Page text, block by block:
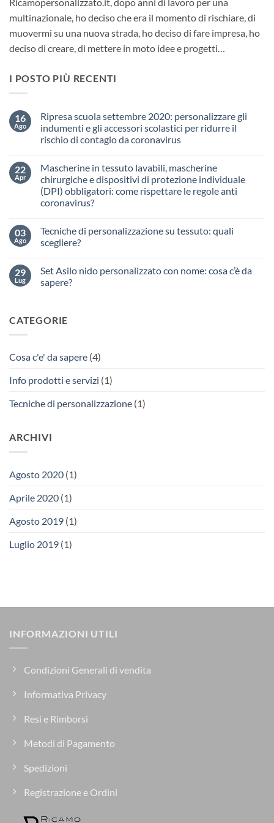
multinazionale, ho deciso che era il momento di rischiare, di
muovermi su una nuova strada, ho deciso di fare impresa, ho
deciso di creare, di mettere in moto idee e progetti…
I POSTO PIÙ RECENTI
16
Ago
Ripresa scuola settembre 2020: personalizzare gli
indumenti e gli accessori scolastici per ridurre il
rischio di contagio da coronavirus
su
Ripresa
scuola
settembre
2020:
personalizzare
e
accessori
ridurre
rischio
coronavirus
22
Apr
Mascherine in tessuto lavabili, mascherine
chirurgiche e dispositivi di protezione individuale
(DPI) obbligatori: come rispettare le regole anti
coronavirus?
su
Mascherine
in
mascherine
chirurgiche
e
individuale
(DPI)
le
coronavirus?
03
Ago
Tecniche di personalizzazione su tessuto: quali
scegliere?
su
di
quali
scegliere?
29
Lug
Set Asilo nido personalizzato con nome: cosa c’è da
sapere?
Set
Asilo
nome:
da
CATEGORIE
Cosa c'e' da sapere (4)
Info prodotti e servizi (1)
Tecniche di personalizzazione (1)
ARCHIVI
Agosto 2020 (1)
Aprile 2020 (1)
Agosto 2019 (1)
Luglio 2019 (1)
INFORMAZIONI UTILI
Condizioni Generali di vendita
Informativa Privacy
Resi e Rimborsi
Metodi di Pagamento
Spedizioni
Registrazione e Ordini